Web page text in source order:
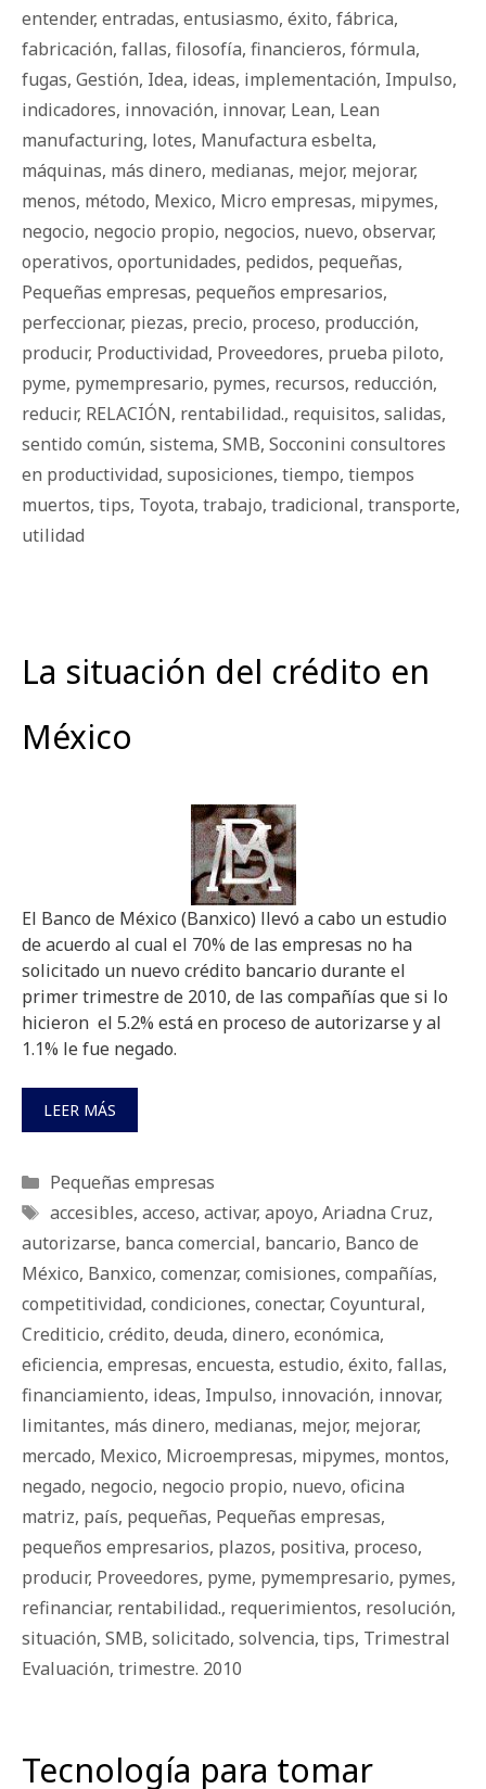
entender, entradas, entusiasmo, éxito, fábrica,
fabricación, fallas, filosofía, financieros, fórmula,
fugas, Gestión, Idea, ideas, implementación, Impulso,
indicadores, innovación, innovar, Lean, Lean
manufacturing, lotes, Manufactura esbelta,
máquinas, más dinero, medianas, mejor, mejorar,
menos, método, Mexico, Micro empresas, mipymes,
negocio, negocio propio, negocios, nuevo, observar,
operativos, oportunidades, pedidos, pequeñas,
Pequeñas empresas, pequeños empresarios,
perfeccionar, piezas, precio, proceso, producción,
producir, Productividad, Proveedores, prueba piloto,
pyme, pymempresario, pymes, recursos, reducción,
reducir, RELACIÓN, rentabilidad., requisitos, salidas,
sentido común, sistema, SMB, Socconini consultores
en productividad, suposiciones, tiempo, tiempos
muertos, tips, Toyota, trabajo, tradicional, transporte,
utilidad
La situación del crédito en
México
El Banco de México (Banxico) llevó a cabo un estudio
de acuerdo al cual el 70% de las empresas no ha
solicitado un nuevo crédito bancario durante el
primer trimestre de 2010, de las compañías que si lo
hicieron el 5.2% está en proceso de autorizarse y al
1.1% le fue negado.
LEER MÁS
Categorías
Pequeñas empresas
Etiquetas
accesibles, acceso, activar, apoyo, Ariadna Cruz,
autorizarse, banca comercial, bancario, Banco de
México, Banxico, comenzar, comisiones, compañías,
competitividad, condiciones, conectar, Coyuntural,
Crediticio, crédito, deuda, dinero, económica,
eficiencia, empresas, encuesta, estudio, éxito, fallas,
financiamiento, ideas, Impulso, innovación, innovar,
limitantes, más dinero, medianas, mejor, mejorar,
mercado, Mexico, Microempresas, mipymes, montos,
negado, negocio, negocio propio, nuevo, oficina
matriz, país, pequeñas, Pequeñas empresas,
pequeños empresarios, plazos, positiva, proceso,
producir, Proveedores, pyme, pymempresario, pymes,
refinanciar, rentabilidad., requerimientos, resolución,
situación, SMB, solicitado, solvencia, tips, Trimestral
Evaluación, trimestre. 2010
Tecnología para tomar